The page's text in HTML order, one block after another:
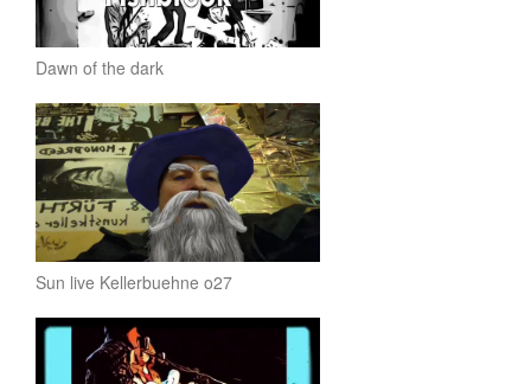
Dawn of the dark
Sun live Kellerbuehne o27